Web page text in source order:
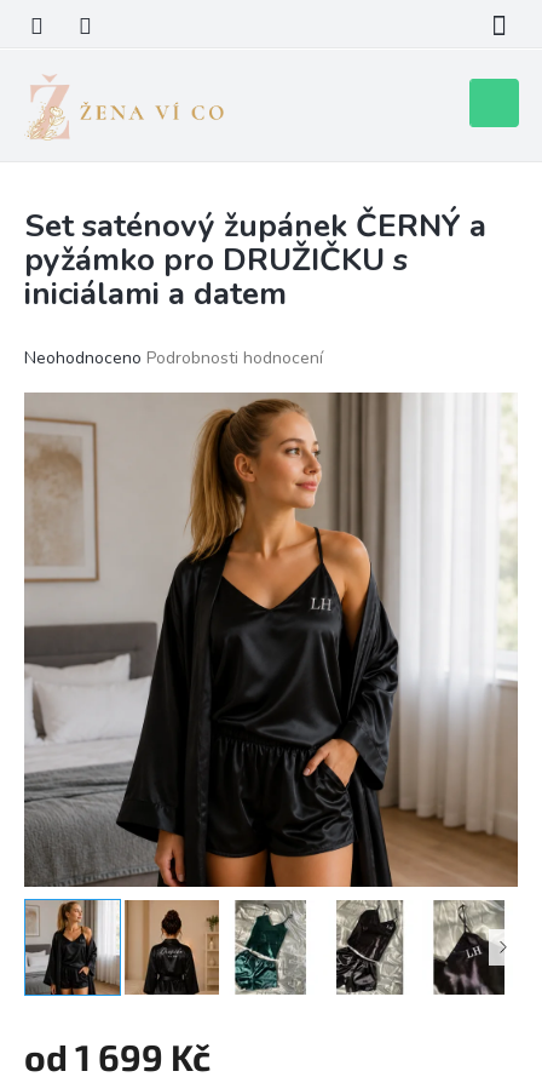
obsah
košík
Set saténový župánek ČERNÝ a
pyžámko pro DRUŽIČKU s
iniciálami a datem
Průměrné
je
0,0
Neohodnoceno Podrobnosti hodnocení
od 1 699 Kč